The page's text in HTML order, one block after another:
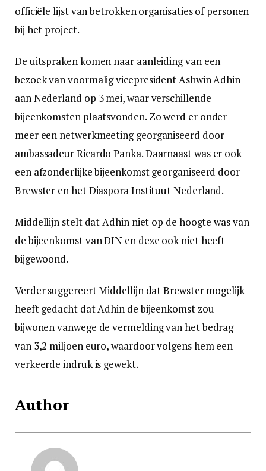
officiële lijst van betrokken organisaties of personen
bij het project.
De uitspraken komen naar aanleiding van een
bezoek van voormalig vicepresident Ashwin Adhin
aan Nederland op 3 mei, waar verschillende
bijeenkomsten plaatsvonden. Zo werd er onder
meer een netwerkmeeting georganiseerd door
ambassadeur Ricardo Panka. Daarnaast was er ook
een afzonderlijke bijeenkomst georganiseerd door
Brewster en het Diaspora Instituut Nederland.
Middellijn stelt dat Adhin niet op de hoogte was van
de bijeenkomst van DIN en deze ook niet heeft
bijgewoond.
Verder suggereert Middellijn dat Brewster mogelijk
heeft gedacht dat Adhin de bijeenkomst zou
bijwonen vanwege de vermelding van het bedrag
van 3,2 miljoen euro, waardoor volgens hem een
verkeerde indruk is gewekt.
Author